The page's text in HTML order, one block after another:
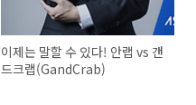
이제는 말할 수 있다! 안랩 vs 갠
드크랩(GandCrab)